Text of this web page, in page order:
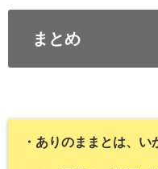
まとめ
・ありのままとは、い